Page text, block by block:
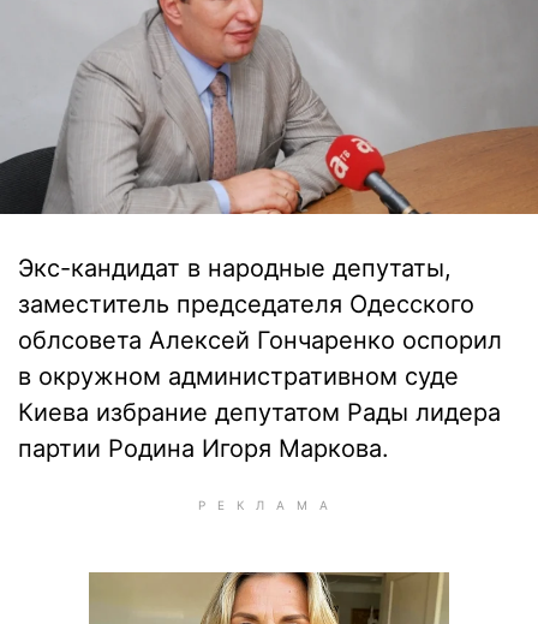
Экс-кандидат в народные депутаты,
заместитель председателя Одесского
облсовета Алексей Гончаренко оспорил
в окружном административном суде
Киева избрание депутатом Рады лидера
партии Родина Игоря Маркова.